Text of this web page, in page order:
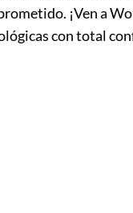
¡Ven a
con total